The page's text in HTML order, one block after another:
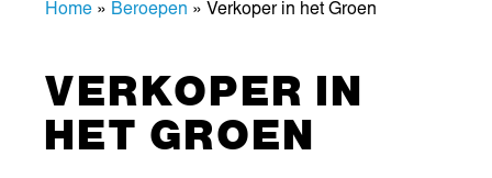
Home » Beroepen » Verkoper in het Groen
VERKOPER IN
HET GROEN